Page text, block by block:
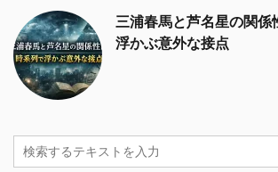
三浦春馬と芦名星の関係
浮かぶ意外な接点